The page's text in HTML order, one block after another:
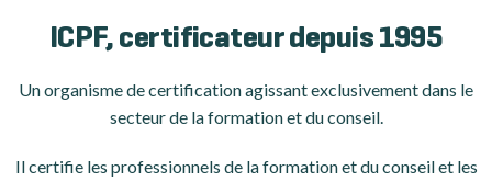
ICPF, certificateur depuis 1995
Un organisme de certificationagissant exclusivement dans le
secteur de la formation et du conseil.
Il certifie les professionnels de la formation et du conseil et les